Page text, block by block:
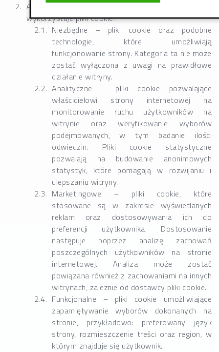
Administrator – z uwagi na cel ich stosowania –
wykorzystuje pliki cookie:
Niezbędne – pliki cookie oraz podobne
technologie, które umożliwiają
funkcjonowanie strony. Kategoria ta nie może
zostać wyłączona z uwagi na prawidłowe
działanie witryny.
Analityczne – pliki cookie pozwalające
właścicielowi strony internetowej na
monitorowanie ruchu użytkowników na
witrynie oraz weryfikowanie wyborów
podejmowanych, w tym badanie ilości
odwiedzin. Pliki cookie statystyczne
pozwalają na budowanie anonimowych
statystyk, które pomagają w rozwijaniu i
ulepszaniu witryny.
Marketingowe – pliki cookie, które
stosowane są w zakresie wyświetlanych
reklam oraz dostosowywania ich do
preferencji użytkownika. Dostosowanie
następuje poprzez analizę zachowań
poszczególnych użytkowników na stronie
internetowej. Analiza może zostać
powiązana również z zachowaniami na innych
witrynach, zależnie od dostawcy pliki cookie.
Funkcjonalne – pliki cookie umożliwiające
zapamiętywanie wyborów dokonanych na
stronie, przykładowo: preferowany język
strony, rozmieszczenie treści oraz region, w
którym znajduje się użytkownik.